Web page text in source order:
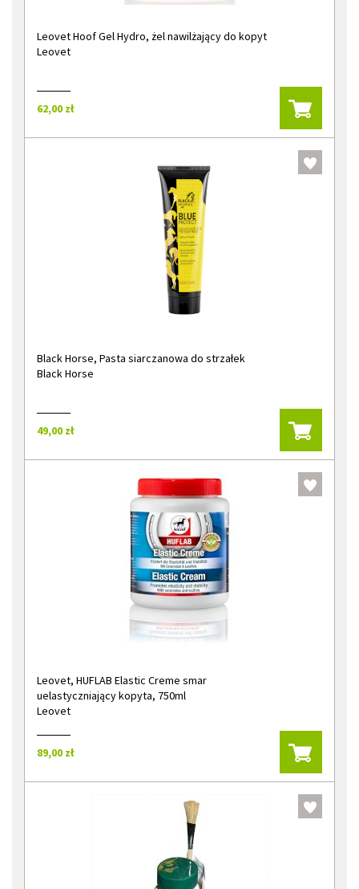
Leovet Hoof Gel Hydro, żel nawilżający do kopyt
Leovet
62,00 zł
Black Horse, Pasta siarczanowa do strzałek
Black Horse
49,00 zł
Leovet, HUFLAB Elastic Creme smar
uelastyczniający kopyta, 750ml
Leovet
89,00 zł